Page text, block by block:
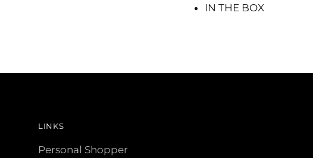
IN THE BOX
LINKS
Personal Shopper